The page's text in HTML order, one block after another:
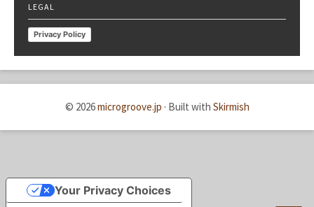
LEGAL
Privacy Policy
© 2026microgroove.jp · Built with Skirmish
Your Privacy Choices